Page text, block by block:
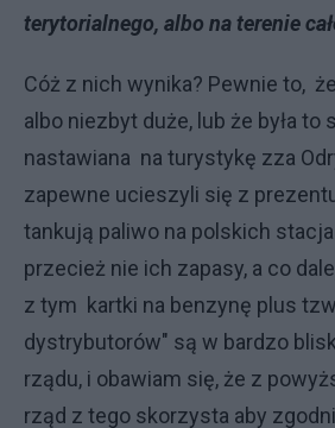
terytorialnego, albo na terenie
Cóż z nich wynika? Pewnie to,
albo niezbyt duże, lub że była to
nastawiana na turystykę zza
zapewne ucieszyli się z
tankują paliwo na polskich
przecież nie ich zapasy, a co
z tym kartki na benzynę plus
dystrybutorów" są w bardzo
rządu, i obawiam się, że z
rząd z tego skorzysta aby